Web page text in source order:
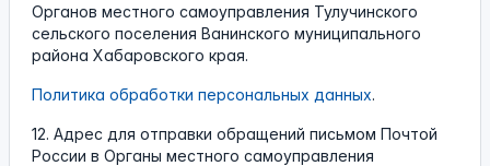
Органов местного самоуправления Тулучинского
сельского поселения Ванинского муниципального
района Хабаровского края.
Политика обработки персональных данных.
12. Адрес для отправки обращений письмом Почтой
России в Органы местного самоуправления